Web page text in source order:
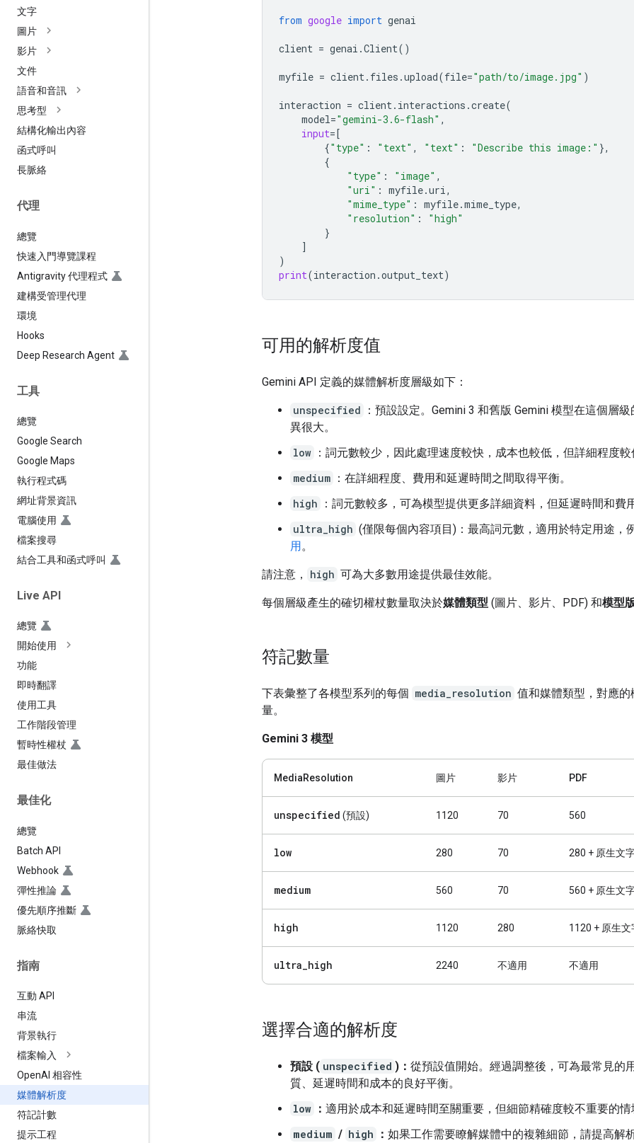
文字
圖片
影片
文件
語音和音訊
思考型
結構化輸出內容
函式呼叫
長脈絡
代理
總覽
快速入門導覽課程
Antigravity 代理程式
建構受管理代理
環境
Hooks
Deep Research Agent
工具
總覽
Google Search
Google Maps
執行程式碼
網址背景資訊
電腦使用
檔案搜尋
結合工具和函式呼叫
Live API
總覽
開始使用
功能
即時翻譯
使用工具
工作階段管理
暫時性權杖
最佳做法
最佳化
總覽
Batch API
Webhook
彈性推論
優先順序推斷
脈絡快取
指南
互動 API
串流
背景執行
檔案輸入
OpenAI 相容性
媒體解析度
符記計數
提示工程
from google import genai
client = genai .Client()
myfile = client. files .upload(file="path/to/image.jpg" )
interaction = client. interactions .create(
model="gemini-3.6-flash" ,
input=[
{"type" : "text" , "text" : "Describe this image:" },
{
"type" : "image" ,
"uri" : myfile.uri,
"mime_type" : myfile.mime_type,
"resolution" :
"high"
}
]
)
print(interaction .output_text)
可用的解析度值
Gemini API 定義的媒體解析度層級如下：
unspecified
：預設設定。Gemini 3 和舊版 Gemini 模型在這個層
異很大。
low ：詞元數較少，因此處理速度較快，成本也較低，但詳細程度較
medium ：在詳細程度、費用和延遲時間之間取得平衡。
high
：詞元數較多，可為模型提供更多詳細資料，但延遲時間和費
ultra_high (僅限每個內容項目)：最高詞元數，適用於特定用途，
用。
請注意， high 可為大多數用途提供最佳效能。
每個層級產生的確切權杖數量取決於媒體類型 (圖片、影片、PDF) 和模型
符記數量
下表彙整了各模型系列的每個 media_resolution 值和媒體類型，對應的
量。
Gemini 3 模型
MediaResolution 圖片 影片 PDF
unspecified (預設) 1120 70 560
low 280 70 280 + 原生文
medium 560 70 560 + 原生文
high 1120 280 1120 + 原生文
ultra_high 2240 不適用 不適用
選擇合適的解析度
預設 ( unspecified )： 從預設值開始。經過調整後，可為最常見的
質、延遲時間和成本的良好平衡。
low ： 適用於成本和延遲時間至關重要，但細節精確度較不重要的情
medium / high ： 如果工作需要瞭解媒體中的複雜細節，請提高解